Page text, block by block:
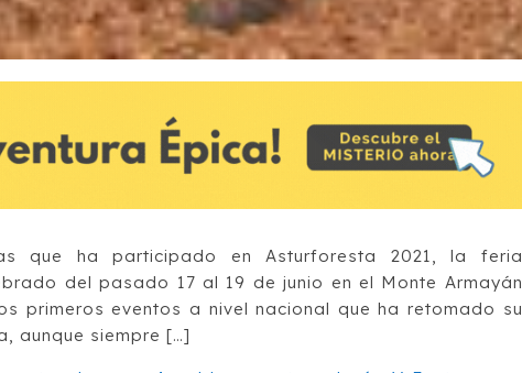
que ha participado en Asturforesta 2021, la feria
del pasado 17 al 19 de junio en el Monte Armayán
primeros eventos a nivel nacional que ha retomado su
aunque siempre […]